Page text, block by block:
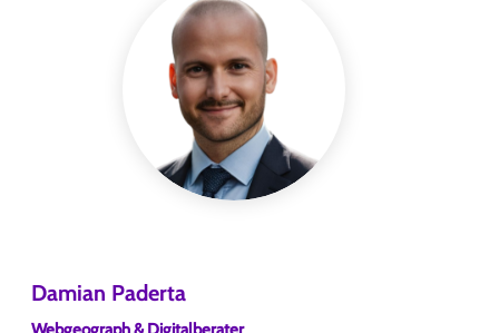
Damian Paderta